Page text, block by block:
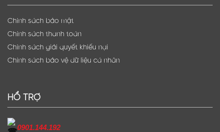
Chính sách bảo mật
Chính sách thanh toán
Chính sách giải quyết khiếu nại
Chính sách bảo vệ dữ liệu cá nhân
HỔ TRỢ
0901.144.192